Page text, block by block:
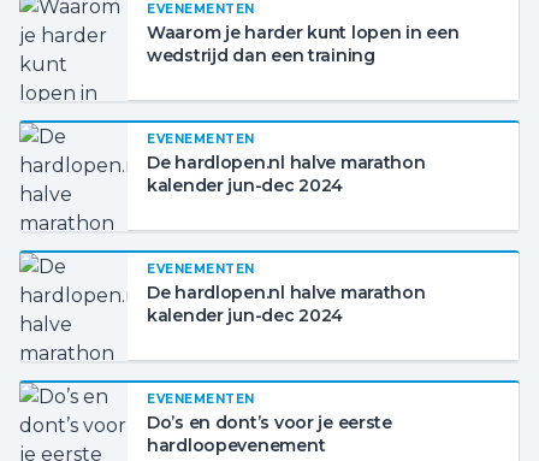
EVENEMENTEN
Waarom je harder kunt lopen in een
wedstrijd dan een training
EVENEMENTEN
De hardlopen.nl halve marathon
kalender jun-dec 2024
EVENEMENTEN
De hardlopen.nl halve marathon
kalender jun-dec 2024
EVENEMENTEN
Do’s en dont’s voor je eerste
hardloopevenement